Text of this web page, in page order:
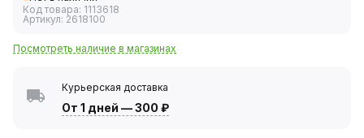
Код товара: 1113618
Артикул: 2618100
Посмотреть наличие в магазинах
Курьерская доставка
От 1 дней —300 ₽